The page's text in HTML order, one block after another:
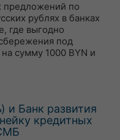
предложений по
рублях в банках
где выгодно
под
сумму 1000 BYN и
и Банк развития
кредитных